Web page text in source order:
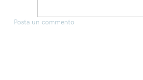
Posta un commento